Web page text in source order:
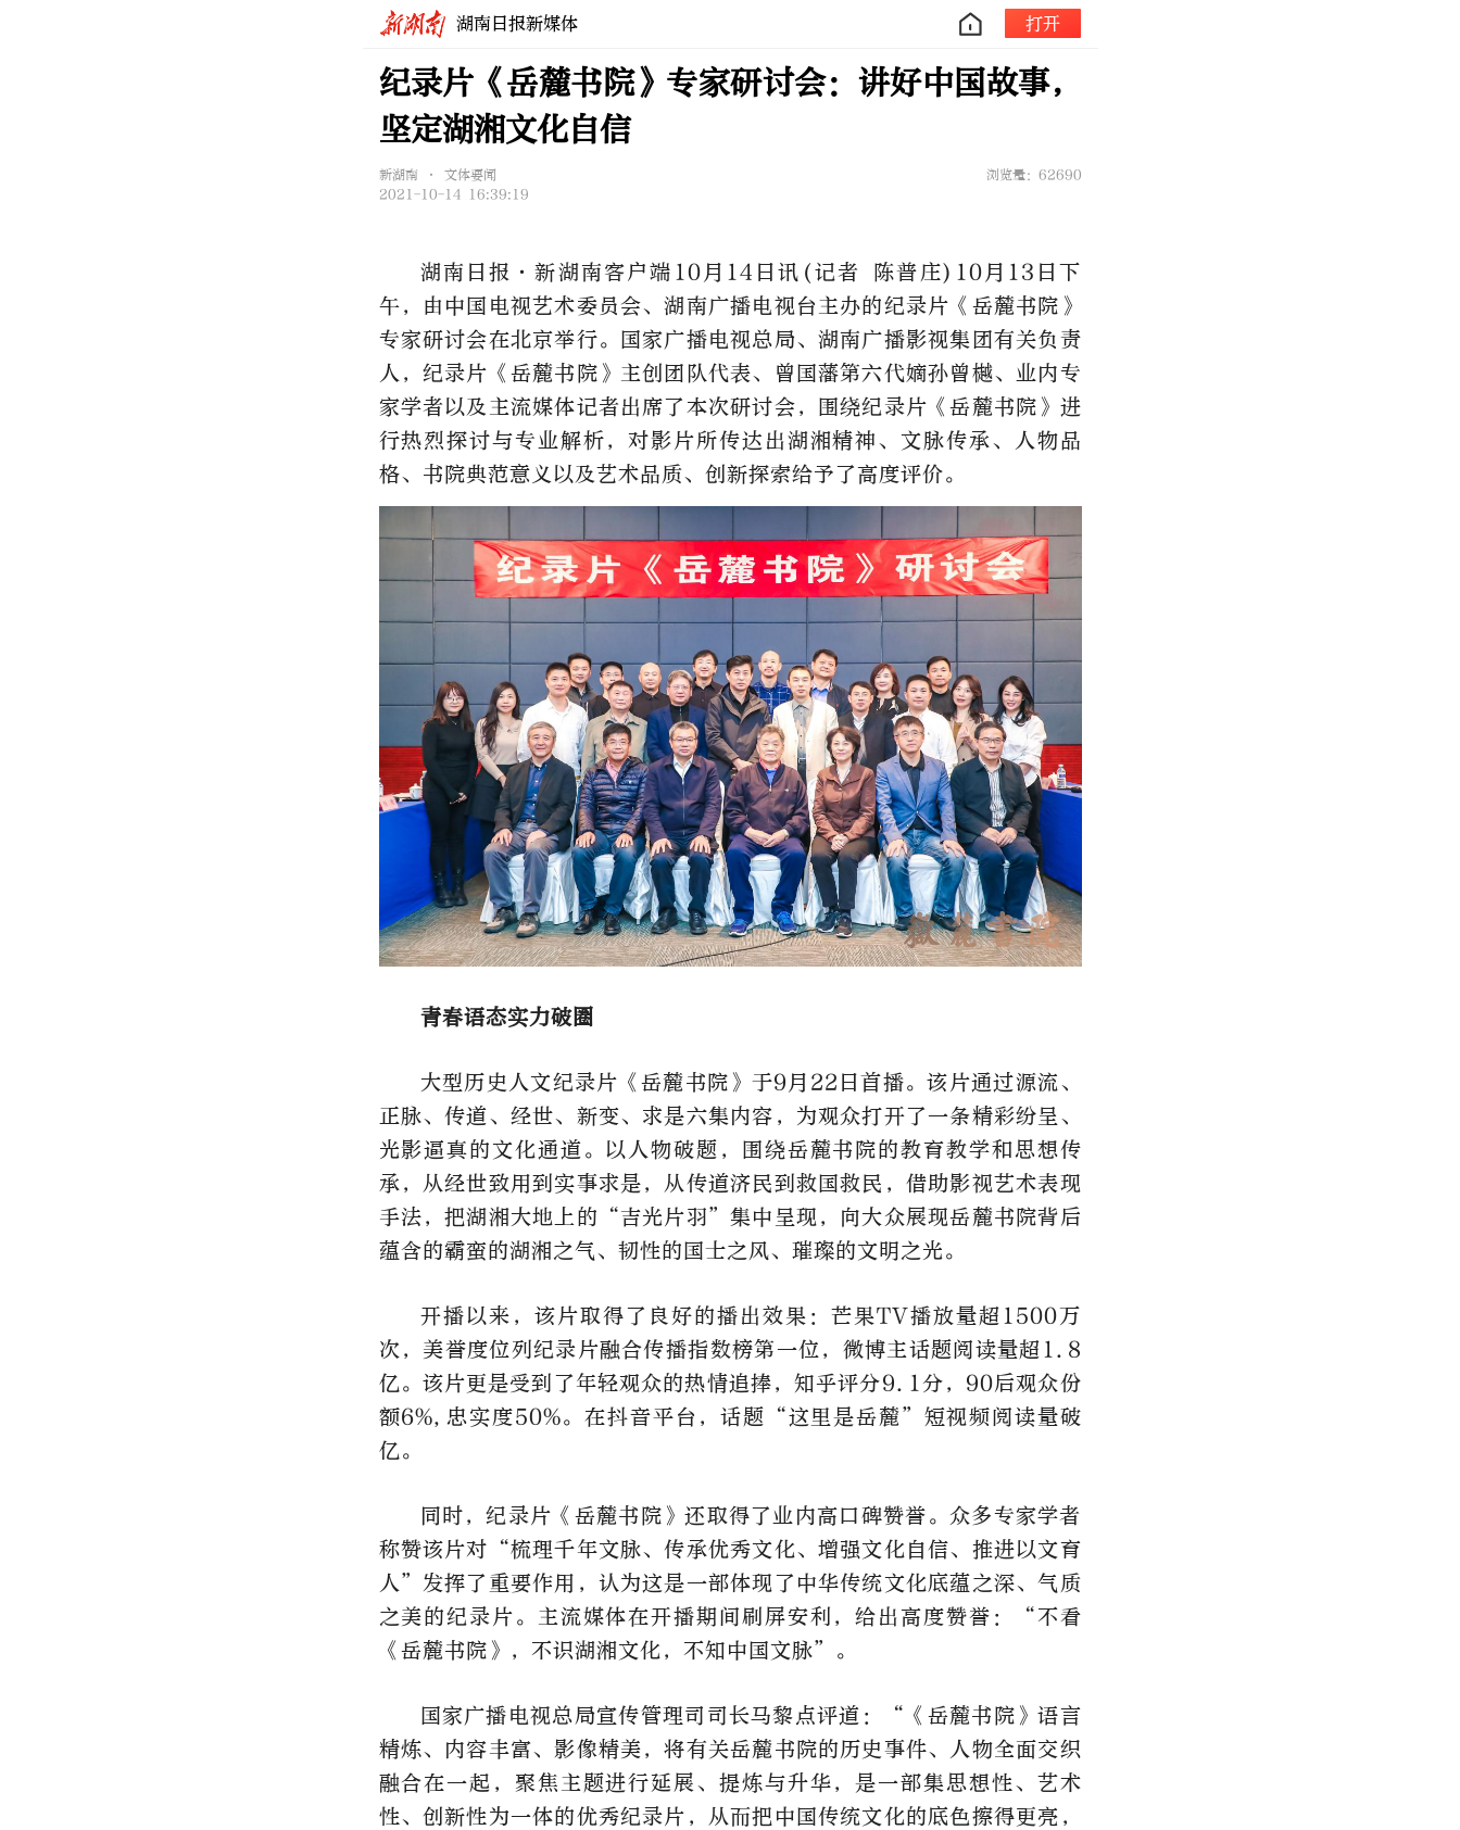
湖南日报新媒体 打开
纪录片《岳麓书院》专家研讨会：讲好中国故事，
坚定湖湘文化自信
新湖南 • 文体要闻
浏览量：62690
2021-10-14 16:39:19
湖南日报·新湖南客户端10月14日讯(记者 陈普庄)10月13日下
午，由中国电视艺术委员会、湖南广播电视台主办的纪录片《岳麓书院》
专家研讨会在北京举行。国家广播电视总局、湖南广播影视集团有关负责
人，纪录片《岳麓书院》主创团队代表、曾国藩第六代嫡孙曾樾、业内专
家学者以及主流媒体记者出席了本次研讨会，围绕纪录片《岳麓书院》进
行热烈探讨与专业解析，对影片所传达出湖湘精神、文脉传承、人物品
格、书院典范意义以及艺术品质、创新探索给予了高度评价。
青春语态实力破圈
大型历史人文纪录片《岳麓书院》于9月22日首播。该片通过源流、
正脉、传道、经世、新变、求是六集内容，为观众打开了一条精彩纷呈、
光影逼真的文化通道。以人物破题，围绕岳麓书院的教育教学和思想传
承，从经世致用到实事求是，从传道济民到救国救民，借助影视艺术表现
手法，把湖湘大地上的“吉光片羽”集中呈现，向大众展现岳麓书院背后
蕴含的霸蛮的湖湘之气、韧性的国士之风、璀璨的文明之光。
开播以来，该片取得了良好的播出效果：芒果TV播放量超1500万
次，美誉度位列纪录片融合传播指数榜第一位，微博主话题阅读量超1.8
亿。该片更是受到了年轻观众的热情追捧，知乎评分9.1分，90后观众份
额6%,忠实度50%。在抖音平台，话题“这里是岳麓”短视频阅读量破
亿。
同时，纪录片《岳麓书院》还取得了业内高口碑赞誉。众多专家学者
称赞该片对“梳理千年文脉、传承优秀文化、增强文化自信、推进以文育
人”发挥了重要作用，认为这是一部体现了中华传统文化底蕴之深、气质
之美的纪录片。主流媒体在开播期间刷屏安利，给出高度赞誉：“不看
《岳麓书院》，不识湖湘文化，不知中国文脉”。
国家广播电视总局宣传管理司司长马黎点评道：“《岳麓书院》语言
精炼、内容丰富、影像精美，将有关岳麓书院的历史事件、人物全面交织
融合在一起，聚焦主题进行延展、提炼与升华，是一部集思想性、艺术
性、创新性为一体的优秀纪录片，从而把中国传统文化的底色擦得更亮，